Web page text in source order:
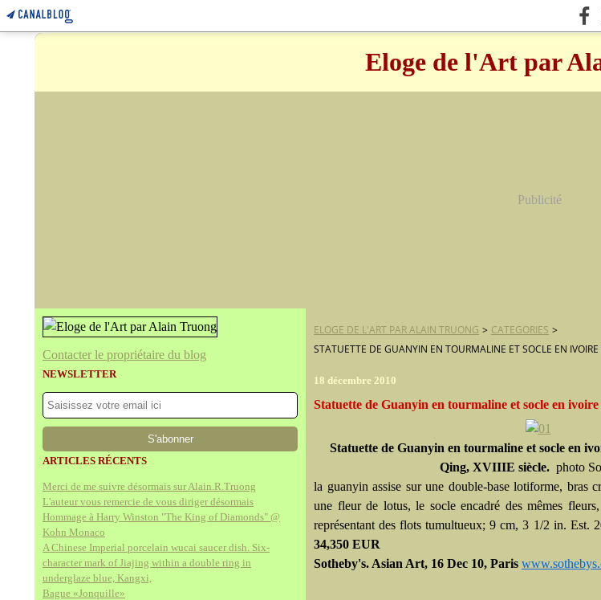
Eloge de l'Art par
Publicité
Contacter le propriétaire du blog
NEWSLETTER
ARTICLES RÉCENTS
Merci de me suivre désormais sur Alain.R.Truong
L'auteur vous remercie de vous diriger désormais
Hommage à Harry Winston "The King of Diamonds" @
Kohn Monaco
A Chinese Imperial porcelain wucai saucer dish. Six-
character mark of Jiajing within a double ring in
underglaze blue, Kangxi,
Bague «Jonquille»
ELOGE DE L'ART PAR ALAIN TRUONG > CATEGORIES >
STATUETTE DE GUANYIN EN TOURMALINE ET SOCLE EN IVOIRE
18 décembre 2010
Statuette de Guanyin en tourmaline et socle en ivoire
Statuette de Guanyin en tourmaline et socle en
Qing, XVIIIE siècle. photo
la guanyin assise sur une double-base lotiforme, bras
une fleur de lotus, le socle encadré des mêmes
représentant des flots tumultueux; 9 cm, 3 1/2 in. Est.
34,350 EUR
Sotheby's. Asian Art, 16 Dec 10, Paris